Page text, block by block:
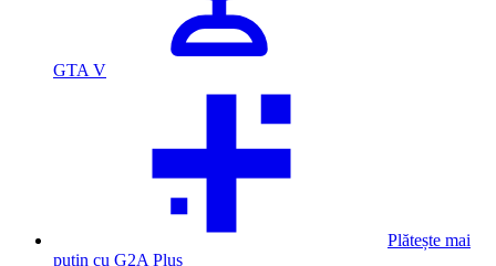
GTA V
Plătește mai
puțin cu G2A Plus